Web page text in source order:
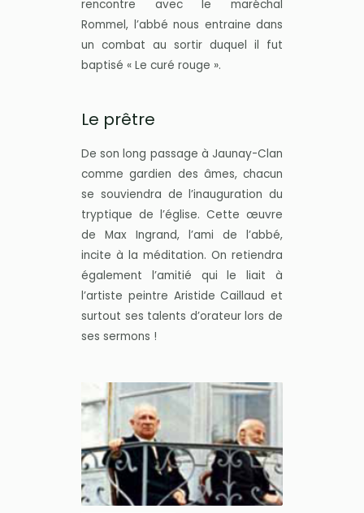
rencontre avec le maréchal
Rommel, l’abbé nous entraine dans
un combat au sortir duquel il fut
baptisé « Le curé rouge ».
Le prêtre
De son long passage à Jaunay-Clan
comme gardien des âmes, chacun
se souviendra de l’inauguration du
tryptique de l’église. Cette œuvre
de Max Ingrand, l’ami de l’abbé,
incite à la méditation. On retiendra
également l’amitié qui le liait à
l’artiste peintre Aristide Caillaud et
surtout ses talents d’orateur lors de
ses sermons !